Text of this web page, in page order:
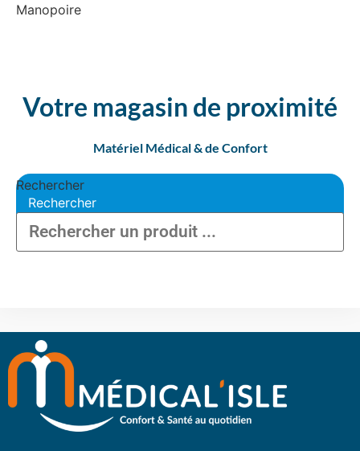
Manopoire
Votre magasin de proximité
Matériel Médical & de Confort
Rechercher
Rechercher